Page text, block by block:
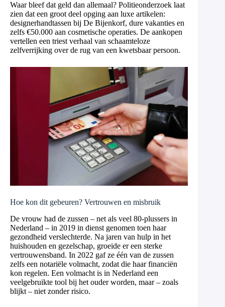
Waar bleef dat geld dan allemaal? Politieonderzoek laat
zien dat een groot deel opging aan luxe artikelen:
designerhandtassen bij De Bijenkorf, dure vakanties en
zelfs €50.000 aan cosmetische operaties. De aankopen
vertellen een triest verhaal van schaamteloze
zelfverrijking over de rug van een kwetsbaar persoon.
Hoe kon dit gebeuren? Vertrouwen en misbruik
De vrouw had de zussen – net als veel 80-plussers in
Nederland – in 2019 in dienst genomen toen haar
gezondheid verslechterde. Na jaren van hulp in het
huishouden en gezelschap, groeide er een sterke
vertrouwensband. In 2022 gaf ze één van de zussen
zelfs een notariële volmacht, zodat die haar financiën
kon regelen. Een volmacht is in Nederland een
veelgebruikte tool bij het ouder worden, maar – zoals
blijkt – niet zonder risico.